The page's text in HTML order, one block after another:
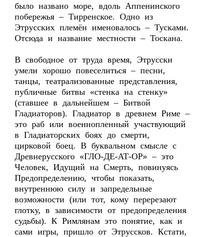
было названо море, вдоль Аппенинского
побережья – Тирренское. Одно из
Этрусских племён именовалось – Тусками.
Отсюда и название местности – Тоскана.
В свободное от труда время, Этрусски
умели хорошо повеселиться – песни,
танцы, театрализованные представления,
публичные битвы «стенка на стенку»
(ставшее в дальнейшем – Битвой
Гладиаторов). Гладиатор в древнем Риме –
это раб или военнопленный участвующий
в Гладиаторских боях до смерти,
цирковой боец. В буквальном смысле с
Древнерусского «ГЛО-ДЕ-АТ-ОР» – это
Человек, Идущий на Смерть, повинуясь
Предопределению, чтобы показать,
внутреннюю силу и запредельные
возможности (или тот, кому перерезают
глотку, в зависимости от предопределения
судьбы). К Римлянам это понятие, как и
сами игры, пришло от Этруссков. Кстати,